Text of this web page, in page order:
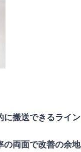
に搬送できるライン
の両面で改善の余地